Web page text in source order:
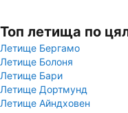
Топ летища по
Летище Бергамо
Летище Болоня
Летище Бари
Летище Дортмунд
Летище Айндховен